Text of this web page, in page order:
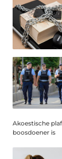
Akoestische
boosdoener is